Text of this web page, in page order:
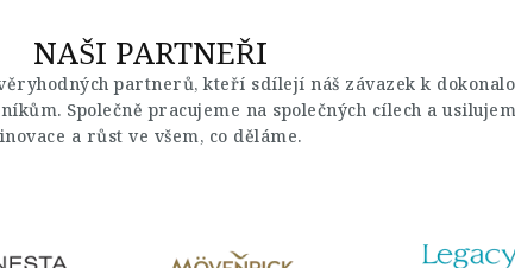
NAŠI PARTNEŘI
partnerů, kteří sdílejí náš závazek k
Společně pracujeme na společných cílech a
inovace a růst ve všem, co děláme.